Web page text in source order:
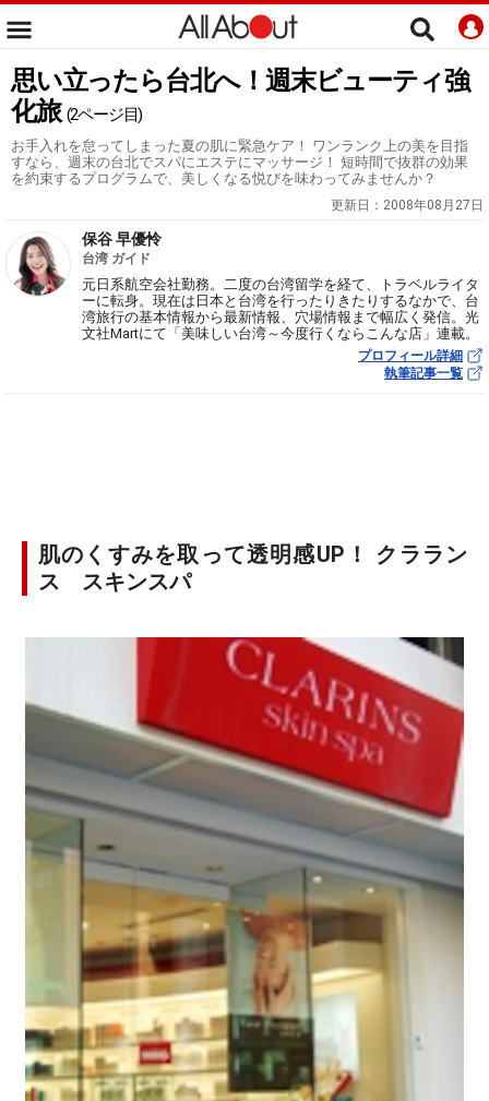
思い立ったら台北へ！週末ビューティ強
化旅 (2ページ目)
お手入れを怠ってしまった夏の肌に緊急ケア！ ワンランク上の美を目指
すなら、週末の台北でスパにエステにマッサージ！ 短時間で抜群の効果
を約束するプログラムで、美しくなる悦びを味わってみませんか？
更新日： 2008年08月27日
保谷 早優怜
台湾 ガイド
元日系航空会社勤務。二度の台湾留学を経て、トラベルライタ
ーに転身。現在は日本と台湾を行ったりきたりするなかで、台
湾旅行の基本情報から最新情報、穴場情報まで幅広く発信。光
文社Martにて「美味しい台湾～今度行くならこんな店」連載。
プロフィール詳細
執筆記事一覧
肌のくすみを取って透明感UP！ クララン
ス スキンスパ